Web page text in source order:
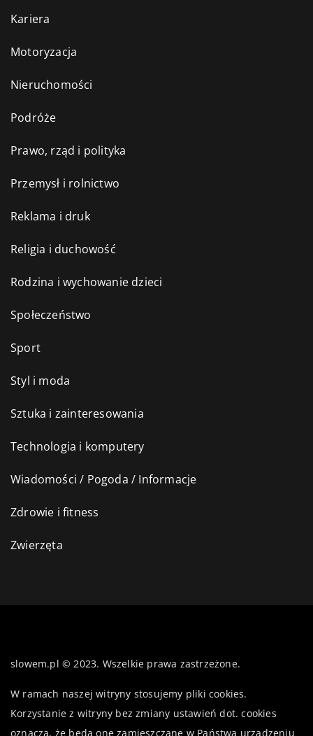
Kariera
Motoryzacja
Nieruchomości
Podróże
Prawo, rząd i polityka
Przemysł i rolnictwo
Reklama i druk
Religia i duchowość
Rodzina i wychowanie dzieci
Społeczeństwo
Sport
Styl i moda
Sztuka i zainteresowania
Technologia i komputery
Wiadomości / Pogoda / Informacje
Zdrowie i fitness
Zwierzęta
slowem.pl © 2023. Wszelkie prawa zastrzeżone.
W ramach naszej witryny stosujemy pliki cookies.
Korzystanie z witryny bez zmiany ustawień dot. cookies
oznacza, że będą one zamieszczane w Państwa urządzeniu